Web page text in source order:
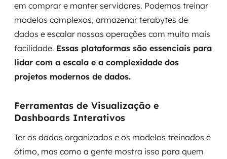
em comprar e manter servidores. Podemos treinar
modelos complexos, armazenar terabytes de
dados e escalar nossas operações com muito mais
facilidade. Essas plataformas são essenciais para
lidar com a escala e a complexidade dos
projetos modernos de dados.
Ferramentas de Visualização e
Dashboards Interativos
Ter os dados organizados e os modelos treinados é
ótimo, mas como a gente mostra isso para quem